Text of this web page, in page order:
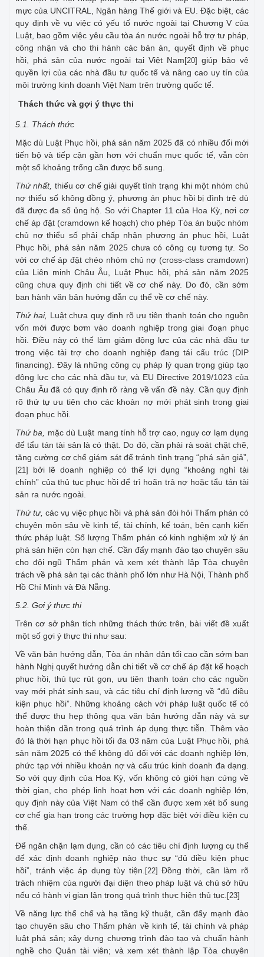
mực của UNCITRAL, Ngân hàng Thế giới và EU. Đặc biệt, các
quy định về vụ việc có yếu tố nước ngoài tại Chương V của
Luật, bao gồm việc yêu cầu tòa án nước ngoài hỗ trợ tư pháp,
công nhận và cho thi hành các bản án, quyết định về phục
hồi, phá sản của nước ngoài tại Việt Nam [20] giúp bảo vệ
quyền lợi của các nhà đầu tư quốc tế và nâng cao uy tín của
môi trường kinh doanh Việt Nam trên trường quốc tế.
Thách thức và gợi ý thực thi
5.1. Thách thức
Mặc dù Luật Phục hồi, phá sản năm 2025 đã có nhiều đổi mới
tiến bộ và tiếp cận gần hơn với chuẩn mực quốc tế, vẫn còn
một số khoảng trống cần được bổ sung.
Thứ nhất, thiếu cơ chế giải quyết tình trạng khi một nhóm chủ
nợ thiểu số không đồng ý, phương án phục hồi bị đình trệ dù
đã được đa số ủng hộ. So với Chapter 11 của Hoa Kỳ, nơi cơ
chế áp đặt (cramdown kế hoạch) cho phép Tòa án buộc nhóm
chủ nợ thiểu số phải chấp nhận phương án phục hồi, Luật
Phục hồi, phá sản năm 2025 chưa có công cụ tương tự. So
với cơ chế áp đặt chéo nhóm chủ nợ (cross-class cramdown)
của Liên minh Châu Âu, Luật Phục hồi, phá sản năm 2025
cũng chưa quy định chi tiết về cơ chế này. Do đó, cần sớm
ban hành văn bản hướng dẫn cụ thể về cơ chế này.
Thứ hai, Luật chưa quy định rõ ưu tiên thanh toán cho nguồn
vốn mới được bơm vào doanh nghiệp trong giai đoạn phục
hồi. Điều này có thể làm giảm động lực của các nhà đầu tư
trong việc tài trợ cho doanh nghiệp đang tái cấu trúc (DIP
financing). Đây là những công cụ pháp lý quan trọng giúp tạo
động lực cho các nhà đầu tư, và EU Directive 2019/1023 của
Châu Âu đã có quy định rõ ràng về vấn đề này. Cần quy định
rõ thứ tự ưu tiên cho các khoản nợ mới phát sinh trong giai
đoạn phục hồi.
Thứ ba, mặc dù Luật mang tính hỗ trợ cao, nguy cơ lạm dụng
để tẩu tán tài sản là có thật. Do đó, cần phải rà soát chặt chẽ,
tăng cường cơ chế giám sát để tránh tình trạng “phá sản giả”,
[21]
bởi lẽ doanh nghiệp có thể lợi dụng “khoảng nghỉ tài
chính” của thủ tục phục hồi để trì hoãn trả nợ hoặc tẩu tán tài
sản ra nước ngoài.
Thứ tư,các vụ việc phục hồi và phá sản đòi hỏi Thẩm phán có
chuyên môn sâu về kinh tế, tài chính, kế toán, bên cạnh kiến
thức pháp luật. Số lượng Thẩm phán có kinh nghiệm xử lý án
phá sản hiện còn hạn chế. Cần đẩy mạnh đào tạo chuyên sâu
cho đội ngũ Thẩm phán và xem xét thành lập Tòa chuyên
trách về phá sản tại các thành phố lớn như Hà Nội, Thành phố
Hồ Chí Minh và Đà Nẵng.
5.2. Gợi ý thực thi
Trên cơ sở phân tích những thách thức trên, bài viết đề xuất
một số gợi ý thực thi như sau:
Về văn bản hướng dẫn, Tòa án nhân dân tối cao cần sớm ban
hành Nghị quyết hướng dẫn chi tiết về cơ chế áp đặt kế hoạch
phục hồi, thủ tục rút gọn, ưu tiên thanh toán cho các nguồn
vay mới phát sinh sau, và các tiêu chí định lượng về “đủ điều
kiện phục hồi”. Những khoảng cách với pháp luật quốc tế có
thể được thu hẹp thông qua văn bản hướng dẫn này và sự
hoàn thiện dần trong quá trình áp dụng thực tiễn. Thêm vào
đó là thời hạn phục hồi tối đa 03 năm của Luật Phục hồi, phá
sản năm 2025 có thể không đủ đối với các doanh nghiệp lớn,
phức tạp với nhiều khoản nợ và cấu trúc kinh doanh đa dạng.
So với quy định của Hoa Kỳ, vốn không có giới hạn cứng về
thời gian, cho phép linh hoạt hơn với các doanh nghiệp lớn,
quy định này của Việt Nam có thể cần được xem xét bổ sung
cơ chế gia hạn trong các trường hợp đặc biệt với điều kiện cụ
thể.
Để ngăn chặn lạm dụng, cần có các tiêu chí định lượng cụ thể
để xác định doanh nghiệp nào thực sự “đủ điều kiện phục
hồi”, tránh việc áp dụng tùy tiện. [22] Đồng thời, cần làm rõ
trách nhiệm của người đại diện theo pháp luật và chủ sở hữu
nếu có hành vi gian lận trong quá trình thực hiện thủ tục. [23]
Về năng lực thể chế và hạ tầng kỹ thuật, cần đẩy mạnh đào
tạo chuyên sâu cho Thẩm phán về kinh tế, tài chính và pháp
luật phá sản; xây dựng chương trình đào tạo và chuẩn hành
nghề cho Quản tài viên; và xem xét thành lập Tòa chuyên